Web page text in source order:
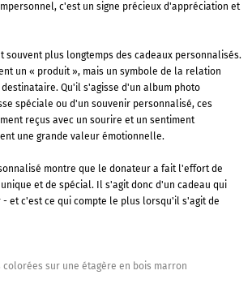
c'est un signe précieux d'appréciation et
souvent plus longtemps des cadeaux personnalisés.
un « produit », mais un symbole de la relation
Qu'il s'agisse d'un album photo
spéciale ou d'un souvenir personnalisé, ces
reçus avec un sourire et un sentiment
une grande valeur émotionnelle.
montre que le donateur a fait l'effort de
et de spécial. Il s'agit donc d'un cadeau qui
et c'est ce qui compte le plus lorsqu'il s'agit de
colorées sur une étagère en bois marron